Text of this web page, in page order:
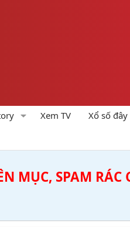
Xem TV Xổ số đây
MỤC, SPAM